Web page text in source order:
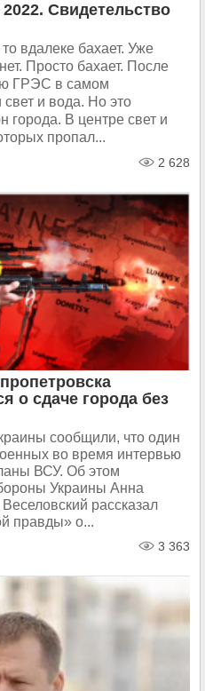
Свидетельство
вдалеке бахает. Уже
Просто бахает. После
ГРЭС в самом
и вода. Но это
города. В центре свет и
пропал...
2 628
о сдаче города без
сообщили, что один
во время интервью
ВСУ. Об этом
Украины Анна
рассказал
правды» о...
3 363